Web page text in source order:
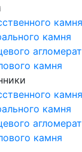
камня
камня
камня
камня
камня
камня